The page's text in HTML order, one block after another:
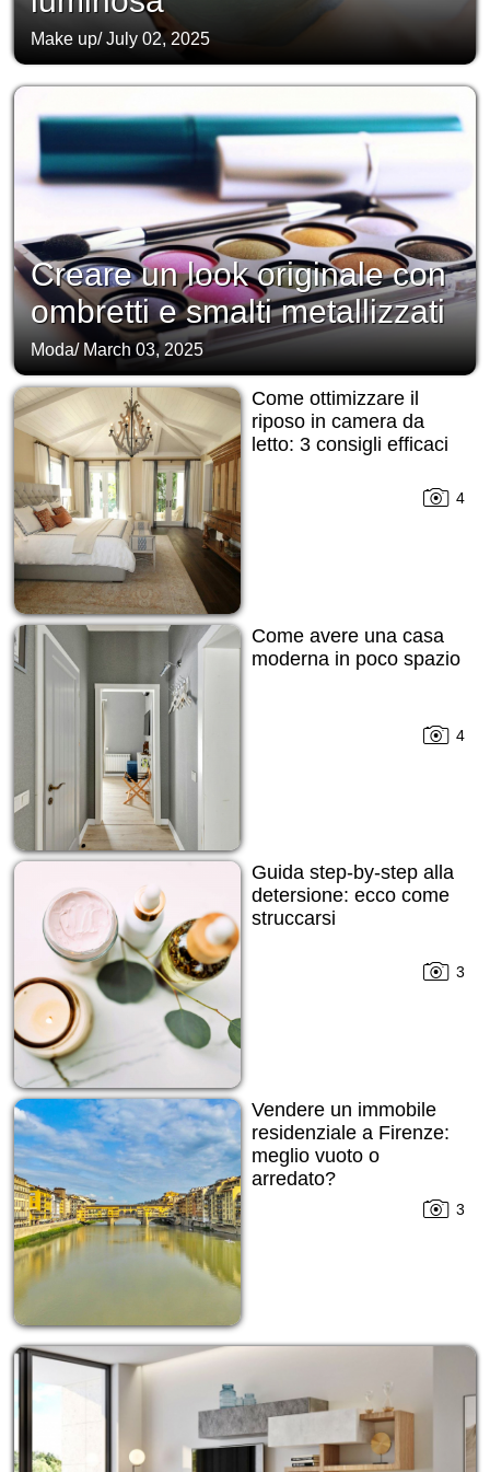
Make up/July 02, 2025
Creare un look originale con
ombretti e smalti metallizzati
Moda/ March 03, 2025
Come ottimizzare il
riposo in camera da
letto: 3 consigli efficaci
4
Come avere una casa
moderna in poco spazio
4
Guida step-by-step alla
detersione: ecco come
struccarsi
3
Vendere un immobile
residenziale a Firenze:
meglio vuoto o
arredato?
3